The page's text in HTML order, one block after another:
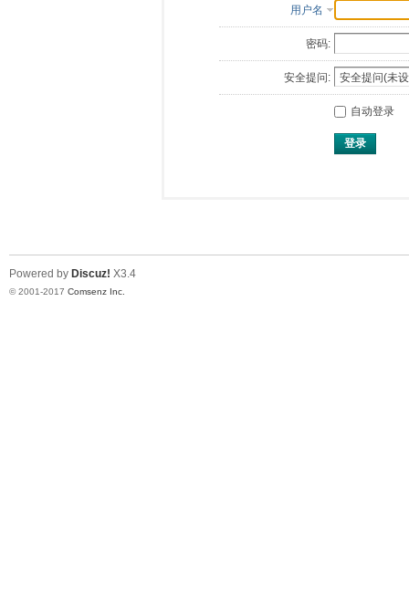
用户名
密码:
安全提问:
自动登录
登录
Powered by Discuz! X3.4
© 2001-2017 Comsenz Inc.